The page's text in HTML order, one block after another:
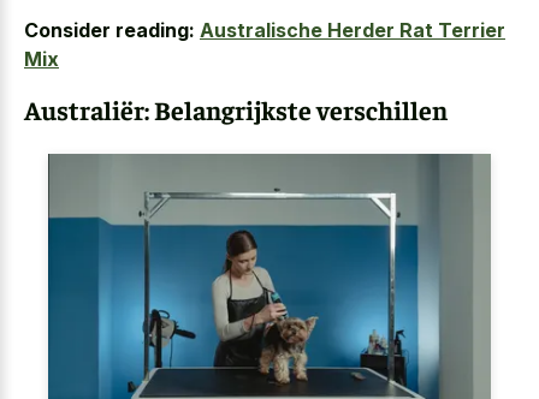
Consider reading: Australische Herder Rat Terrier
Mix
Australiër: Belangrijkste verschillen